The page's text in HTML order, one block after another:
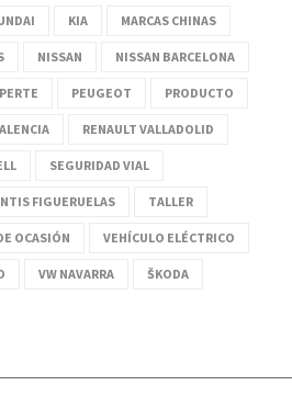
KIA MARCAS CHINAS
NISSAN NISSAN BARCELONA
PERTE PEUGEOT PRODUCTO
RENAULT VALLADOLID
SEGURIDAD VIAL
FIGUERUELAS TALLER
OCASIÓN VEHÍCULO ELÉCTRICO
VW NAVARRA ŠKODA